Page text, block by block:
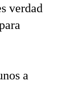
verdad
a